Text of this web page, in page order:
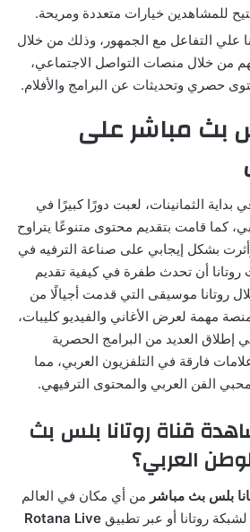
يتيح للمشاهدين خيارات متعددة ومريحة.
علي التفاعل مع الجمهور، وذلك من خلال
من خلال منصات التواصل الاجتماعي،
حصري وتحديثات عن البرامج والأفلام.
بث مباشر على
الثمانينات، لعبت دورًا كبيرًا في
كما قامت بتقديم محتوى متنوعًا يتراوح
بشكل إيجابي على صناعة الترفيه في
روتانا أن تحدث طفرة في كيفية تقديم
روتانا موسيقى التي قدمت أجيالًا من
مهمة لعرض الأغاني والفيديو كليبات،
العديد من البرامج الحصرية
فارقة في التلفزيون العربي، مما
الفن العربي والمحتوى الترفيهي.
قناة روتانا بلس بث
العربي؟
بلس بث مباشر من أي مكان في العالم
روتانا أو عبر تطبيق Rotana Live